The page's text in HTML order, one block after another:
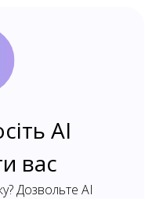
AI
вас
Дозвольте AI